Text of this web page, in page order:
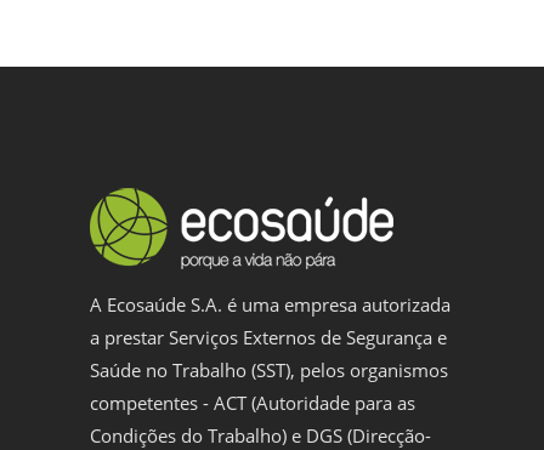
A Ecosaúde S.A. é uma empresa autorizada
a prestar Serviços Externos de Segurança e
Saúde no Trabalho (SST), pelos organismos
competentes - ACT (Autoridade para as
Condições do Trabalho) e DGS (Direcção-